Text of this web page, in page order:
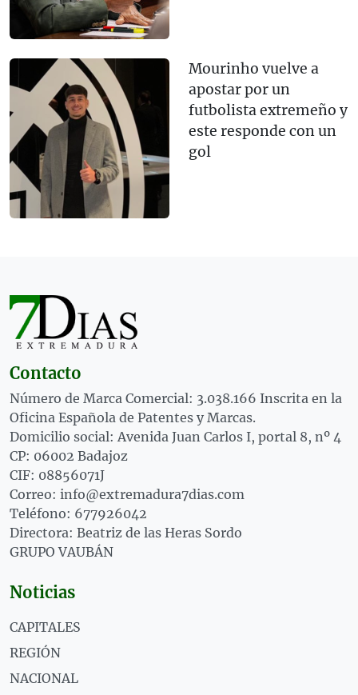
Mourinho vuelve a
apostar por un
futbolista extremeño y
este responde con un
gol
Contacto
Número de Marca Comercial: 3.038.166 Inscrita en la
Oficina Española de Patentes y Marcas.
Domicilio social: Avenida Juan Carlos I, portal 8, nº 4
CP: 06002 Badajoz
CIF: 08856071J
Correo: info@extremadura7dias.com
Teléfono: 677926042
Directora: Beatriz de las Heras Sordo
GRUPO VAUBÁN
Noticias
CAPITALES
REGIÓN
NACIONAL